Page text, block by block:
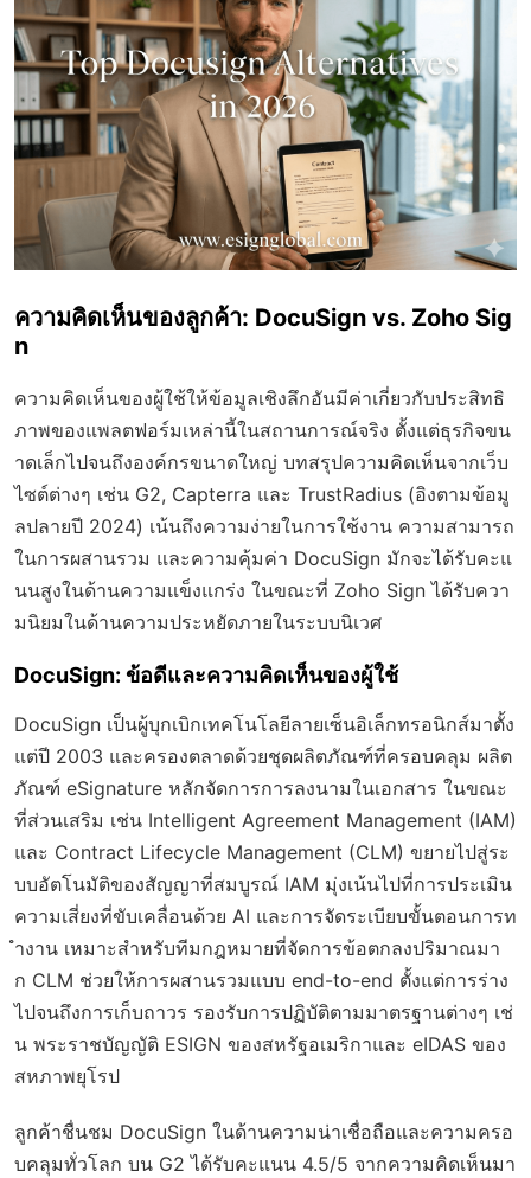
ความคิดเห็นของลูกค้า: DocuSign vs. Zoho Sig
n
ความคิดเห็นของผู้ใช้ให้ข้อมูลเชิงลึกอันมีค่าเกี่ยวกับประสิทธิ
ภาพของแพลตฟอร์มเหล่านี้ในสถานการณ์จริง ตั้งแต่ธุรกิจขน
าดเล็กไปจนถึงองค์กรขนาดใหญ่ บทสรุปความคิดเห็นจากเว็บ
ไซต์ต่างๆ เช่น G2, Capterra และ TrustRadius (อิงตามข้อมู
ลปลายปี 2024) เน้นถึงความง่ายในการใช้งาน ความสามารถ
ในการผสานรวม และความคุ้มค่า DocuSign มักจะได้รับคะแ
นนสูงในด้านความแข็งแกร่ง ในขณะที่ Zoho Sign ได้รับควา
มนิยมในด้านความประหยัดภายในระบบนิเวศ
DocuSign: ข้อดีและความคิดเห็นของผู้ใช้
DocuSign เป็นผู้บุกเบิกเทคโนโลยีลายเซ็นอิเล็กทรอนิกส์มาตั้ง
แต่ปี 2003 และครองตลาดด้วยชุดผลิตภัณฑ์ที่ครอบคลุม ผลิต
ภัณฑ์ eSignature หลักจัดการการลงนามในเอกสาร ในขณะ
ที่ส่วนเสริม เช่น Intelligent Agreement Management (IAM)
และ Contract Lifecycle Management (CLM) ขยายไปสู่ระ
บบอัตโนมัติของสัญญาที่สมบูรณ์ IAM มุ่งเน้นไปที่การประเมิน
ความเสี่ยงที่ขับเคลื่อนด้วย AI และการจัดระเบียบขั้นตอนการท
ำงาน เหมาะสำหรับทีมกฎหมายที่จัดการข้อตกลงปริมาณมา
ก CLM ช่วยให้การผสานรวมแบบ end-to-end ตั้งแต่การร่าง
ไปจนถึงการเก็บถาวร รองรับการปฏิบัติตามมาตรฐานต่างๆ เช่
น พระราชบัญญัติ ESIGN ของสหรัฐอเมริกาและ eIDAS ของ
สหภาพยุโรป
ลูกค้าชื่นชม DocuSign ในด้านความน่าเชื่อถือและความครอ
บคลุมทั่วโลก บน G2 ได้รับคะแนน 4.5/5 จากความคิดเห็นมา